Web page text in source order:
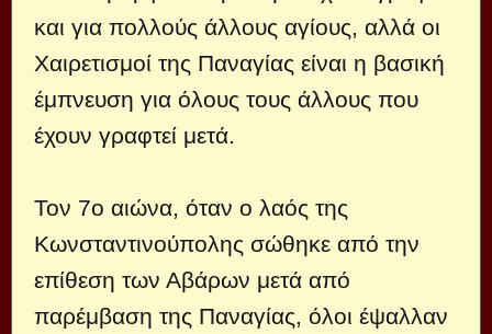
και για πολλούς άλλους αγίους, αλλά οι
Χαιρετισμοί της Παναγίας είναι η βασική
έμπνευση για όλους τους άλλους που
έχουν γραφτεί μετά.
Τον 7ο αιώνα, όταν ο λαός της
Κωνσταντινούπολης σώθηκε από την
επίθεση των Αβάρων μετά από
παρέμβαση της Παναγίας, όλοι έψαλλαν